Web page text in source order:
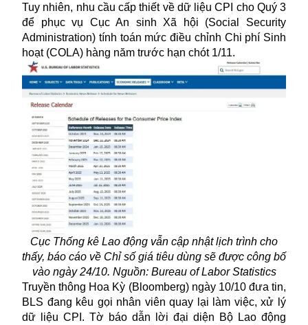
Tuy nhiên, nhu cầu cấp thiết về dữ liệu CPI cho Quý 3
để phục vụ Cục An sinh Xã hội (Social Security
Administration) tính toán mức điều chỉnh Chi phí Sinh
hoạt (COLA) hàng năm trước hạn chót 1/11.
Cục Thống kê Lao động vẫn cập nhật lịch trình cho
thấy, báo cáo về Chỉ số giá tiêu dùng sẽ được công bố
vào ngày 24/10. Nguồn: Bureau of Labor Statistics
Truyền thông Hoa Kỳ (Bloomberg) ngày 10/10 đưa tin,
BLS đang kêu gọi nhân viên quay lại làm việc, xử lý
dữ liệu CPI. Tờ báo dẫn lời đại diện Bộ Lao động